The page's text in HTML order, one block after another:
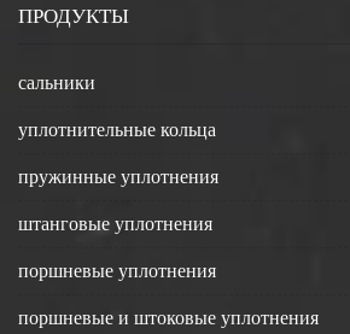
ПРОДУКТЫ
сальники
уплотнительные кольца
пружинные уплотнения
штанговые уплотнения
поршневые уплотнения
поршневые и штоковые уплотнения